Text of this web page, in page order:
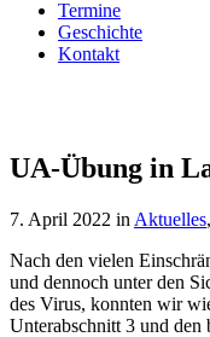
Termine
Geschichte
Kontakt
UA-Übung in
7. April 2022 in Aktuelles,
Nach den vielen
und dennoch unter den
des Virus, konnten wir
Unterabschnitt 3 und den